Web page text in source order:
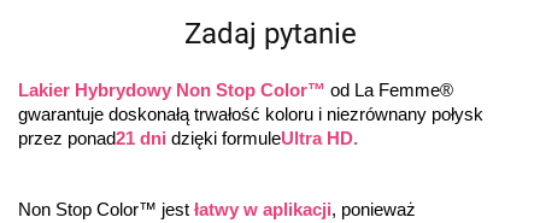
Zadaj pytanie
Lakier Hybrydowy Non Stop Color™ od La Femme®
gwarantuje doskonałą trwałość koloru i niezrównany połysk
przez ponad21 dni dzięki formuleUltra HD.
Non Stop Color™ jest łatwy w aplikacji